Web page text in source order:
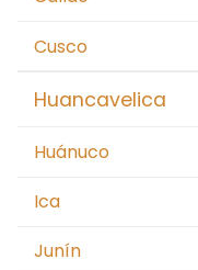
Tumbes
Ucayali – Pucallpa
Cusco
Huancavelica
Huánuco
Ica
Junín